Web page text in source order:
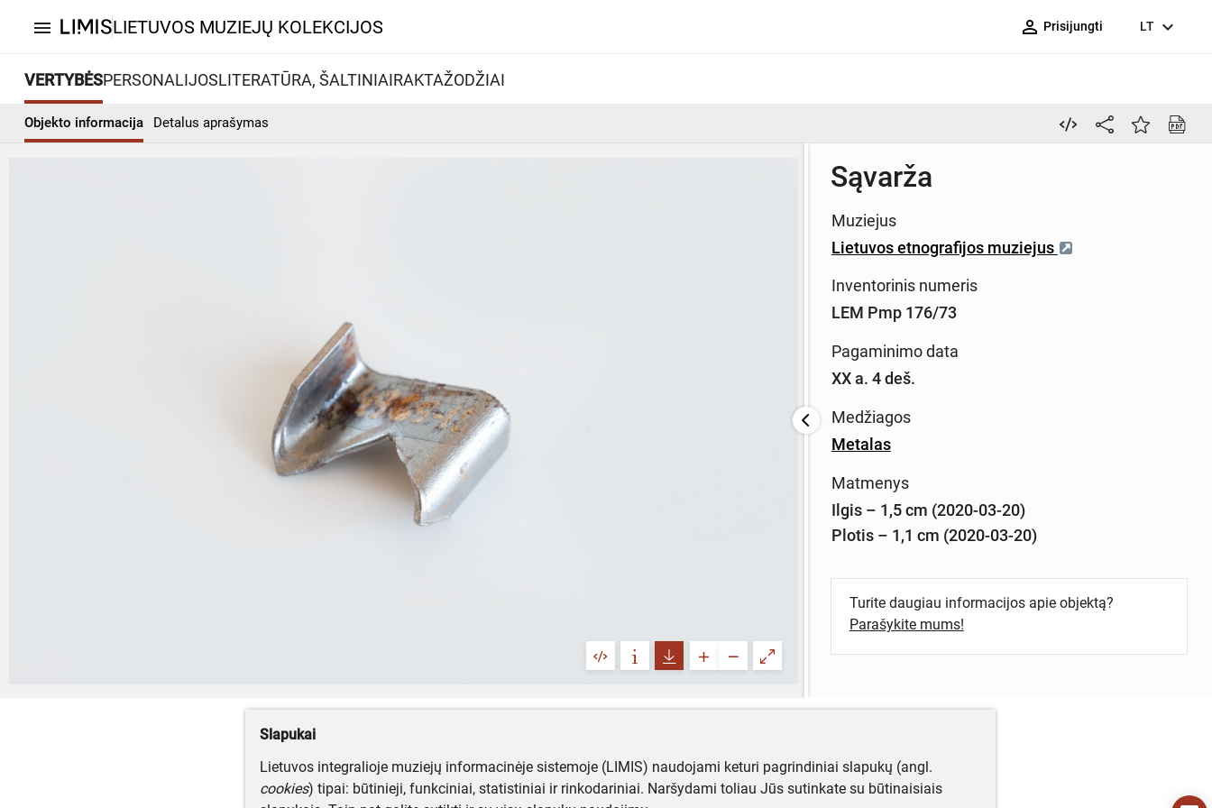
menu LIETUVOS MUZIEJŲ KOLEKCIJOS person_outline Prisijungti LT expand_more
VERTYBĖSPERSONALIJOSLITERATŪRA, ŠALTINIAIRAKTAŽODŽIAI
Objekto informacija Detalus aprašymas
Sąvarža
Muziejus
Lietuvos etnografijos muziejus
Inventorinis numeris
LEM Pmp 176/73
Pagaminimo data
XX a. 4 deš.
Medžiagos
Metalas
Matmenys
Ilgis – 1,5 cm (2020-03-20)
Plotis – 1,1 cm (2020-03-20)
Turite daugiau informacijos apie objektą?
Parašykite mums!
Slapukai
Lietuvos integralioje muziejų informacinėje sistemoje (LIMIS) naudojami keturi pagrindiniai slapukų (angl.
cookies) tipai: būtinieji, funkciniai, statistiniai ir rinkodariniai. Naršydami toliau Jūs sutinkate su būtinaisiais